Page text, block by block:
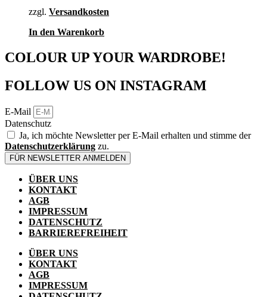
zzgl. Versandkosten
In den Warenkorb
COLOUR UP YOUR WARDROBE!
FOLLOW US ON INSTAGRAM
E-Mail
Datenschutz
Ja, ich möchte Newsletter per E-Mail erhalten und stimme der
Datenschutzerklärung zu.
FÜR NEWSLETTER ANMELDEN
ÜBER UNS
KONTAKT
AGB
IMPRESSUM
DATENSCHUTZ
BARRIEREFREIHEIT
ÜBER UNS
KONTAKT
AGB
IMPRESSUM